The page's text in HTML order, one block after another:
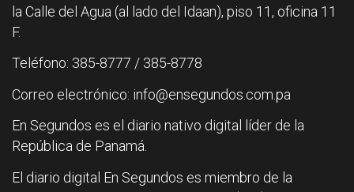
la Calle del Agua (al lado del Idaan), piso 11, oficina 11
F.
Teléfono: 385-8777 / 385-8778
Correo electrónico: info@ensegundos.com.pa
En Segundos es el diario nativo digital líder de la
República de Panamá.
El diario digital En Segundos es miembro de la